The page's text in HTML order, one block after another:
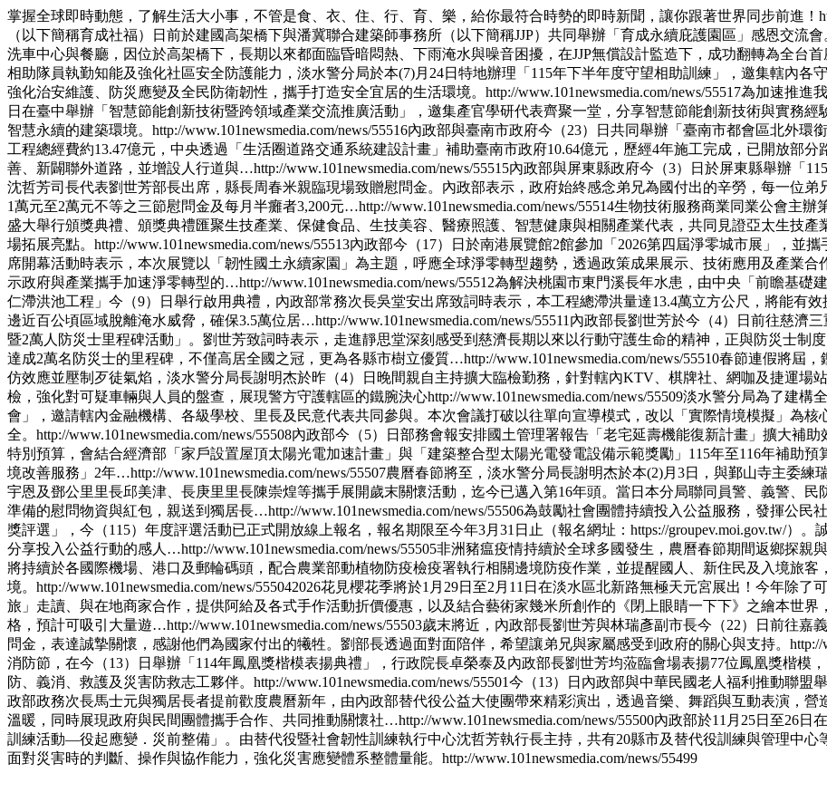
掌握全球即時動態，了解生活大小事，不管是食、衣、住、行、育、樂，給你最符合時勢的即時新聞，讓你跟著世界同步前進！
（以下簡稱育成社福）日前於建國高架橋下與潘冀聯合建築師事務所（以下簡稱JJP）共同舉辦「育成永續庇護園區」感恩交流
洗車中心與餐廳，因位於高架橋下，長期以來都面臨昏暗悶熱、下雨淹水與噪音困擾，在JJP無償設計監造下，成功翻轉為全台
相助隊員執勤知能及強化社區安全防護能力，淡水警分局於本(7)月24日特地辦理「115年下半年度守望相助訓練」，邀集轄內各
強化治安維護、防災應變及全民防衛韌性，攜手打造安全宜居的生活環境。 http://www.101newsmedia.com/news/55517為加速推進
日在臺中舉辦「智慧節能創新技術暨跨領域產業交流推廣活動」，邀集產官學研代表齊聚一堂，分享智慧節能創新技術與實務
智慧永續的建築環境。 http://www.101newsmedia.com/news/55516內政部與臺南市政府今（23）日共同舉辦「臺南市都會區北外環
工程總經費約13.47億元，中央透過「生活圈道路交通系統建設計畫」補助臺南市政府10.64億元，歷經4年施工完成，已開放部
善、新闢聯外道路，並增設人行道與…http://www.101newsmedia.com/news/55515內政部與屏東縣政府今（3）日於屏東縣舉辦「
沈哲芳司長代表劉世芳部長出席，縣長周春米親臨現場致贈慰問金。內政部表示，政府始終感念弟兄為國付出的辛勞，每一位
1萬元至2萬元不等之三節慰問金及每月半癱者3,200元…http://www.101newsmedia.com/news/55514生物技術服務商業同業公會主辦
盛大舉行頒獎典禮、頒獎典禮匯聚生技產業、保健食品、生技美容、醫療照護、智慧健康與相關產業代表，共同見證亞太生技
場拓展亮點。 http://www.101newsmedia.com/news/55513內政部今（17）日於南港展覽館2館參加「2026第四屆淨零城市展」，並
席開幕活動時表示，本次展覽以「韌性國土永續家園」為主題，呼應全球淨零轉型趨勢，透過政策成果展示、技術應用及產業
示政府與產業攜手加速淨零轉型的…http://www.101newsmedia.com/news/55512為解決桃園市東門溪長年水患，由中央「前瞻基礎
仁滯洪池工程」今（9）日舉行啟用典禮，內政部常務次長吳堂安出席致詞時表示，本工程總滯洪量達13.4萬立方公尺，將能有
邊近百公頃區域脫離淹水威脅，確保3.5萬位居…http://www.101newsmedia.com/news/55511 內政部長劉世芳於今（4）日前往慈濟
暨2萬人防災士里程碑活動」。劉世芳致詞時表示，走進靜思堂深刻感受到慈濟長期以來以行動守護生命的精神，正與防災士制
達成2萬名防災士的里程碑，不僅高居全國之冠，更為各縣市樹立優質…http://www.101newsmedia.com/news/55510春節連假將屆，
仿效應並壓制歹徒氣焰，淡水警分局長謝明杰於昨（4）日晚間親自主持擴大臨檢勤務，針對轄內KTV、棋牌社、網咖及捷運場
檢，強化對可疑車輛與人員的盤查，展現警方守護轄區的鐵腕決心http://www.101newsmedia.com/news/55509淡水警分局為了建構
會」，邀請轄內金融機構、各級學校、里長及民意代表共同參與。本次會議打破以往單向宣導模式，改以「實際情境模擬」為
全。 http://www.101newsmedia.com/news/55508內政部今（5）日部務會報安排國土管理署報告「老宅延壽機能復新計畫」擴大補
特別預算，會結合經濟部「家戶設置屋頂太陽光電加速計畫」與「建築整合型太陽光電發電設備示範獎勵」115年至116年補助
境改善服務」2年…http://www.101newsmedia.com/news/55507農曆春節將至，淡水警分局長謝明杰於本(2)月3日，與鄞山寺主委
宇恩及鄧公里里長邱美津、長庚里里長陳崇煌等攜手展開歲末關懷活動，迄今已邁入第16年頭。當日本分局聯同員警、義警、
準備的慰問物資與紅包，親送到獨居長…http://www.101newsmedia.com/news/55506為鼓勵社會團體持續投入公益服務，發揮公民
獎評選」，今（115）年度評選活動已正式開放線上報名，報名期限至今年3月31日止（報名網址：https://groupev.moi.gov.tw/）
分享投入公益行動的感人…http://www.101newsmedia.com/news/55505非洲豬瘟疫情持續於全球多國發生，農曆春節期間返鄉探親
將持續於各國際機場、港口及郵輪碼頭，配合農業部動植物防疫檢疫署執行相關邊境防疫作業，並提醒國人、新住民及入境旅
境。 http://www.101newsmedia.com/news/555042026花見櫻花季將於1月29日至2月11日在淡水區北新路無極天元宮展出！今年除
旅」走讀、與在地商家合作，提供阿給及各式手作活動折價優惠，以及結合藝術家幾米所創作的《閉上眼睛一下下》之繪本世
格，預計可吸引大量遊…http://www.101newsmedia.com/news/55503歲末將近，內政部長劉世芳與林瑞彥副市長今（22）日前往嘉
問金，表達誠摯關懷，感謝他們為國家付出的犧牲。劉部長透過面對面陪伴，希望讓弟兄與家屬感受到政府的關心與支持。 http://
消防節，在今（13）日舉辦「114年鳳凰獎楷模表揚典禮」，行政院長卓榮泰及內政部長劉世芳均蒞臨會場表揚77位鳳凰獎楷模
防、義消、救護及災害防救志工夥伴。 http://www.101newsmedia.com/news/55501今（13）日內政部與中華民國老人福利推動聯盟
政部政務次長馬士元與獨居長者提前歡度農曆新年，由內政部替代役公益大使團帶來精彩演出，透過音樂、舞蹈與互動表演，
溫暖，同時展現政府與民間團體攜手合作、共同推動關懷社…http://www.101newsmedia.com/news/55500內政部於11月25日至26日
訓練活動—役起應變．災前整備」。由替代役暨社會韌性訓練執行中心沈哲芳執行長主持，共有20縣市及替代役訓練與管理中心
面對災害時的判斷、操作與協作能力，強化災害應變體系整體量能。 http://www.101newsmedia.com/news/55499